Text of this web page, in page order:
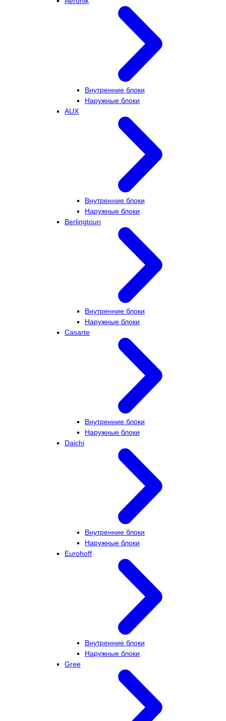
Внутренние блоки
Наружные блоки
AUX
Внутренние блоки
Наружные блоки
Berlingtoun
Внутренние блоки
Наружные блоки
Casarte
Внутренние блоки
Наружные блоки
Daichi
Внутренние блоки
Наружные блоки
Eurohoff
Внутренние блоки
Наружные блоки
Gree